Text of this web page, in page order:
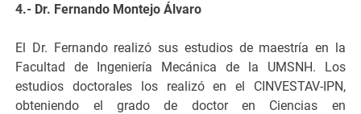
4.- Dr. Fernando Montejo Álvaro
El Dr. Fernando realizó sus estudios de maestría en la
Facultad de Ingeniería Mecánica de la UMSNH. Los
estudios doctorales los realizó en el CINVESTAV-IPN,
obteniendo el grado de doctor en Ciencias en